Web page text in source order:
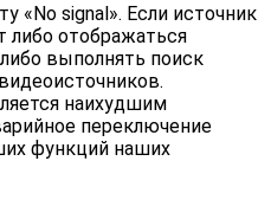
«No signal». Если источник
либо отображаться
выполнять поиск
наихудшим
переключение
функций наших